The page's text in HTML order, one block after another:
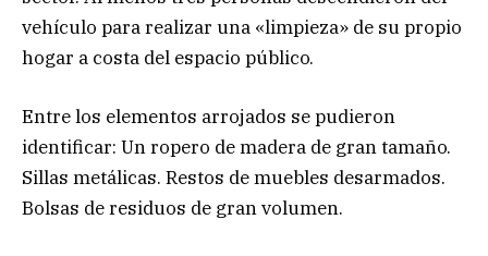
vehículo para realizar una «limpieza» de su propio
hogar a costa del espacio público.
Entre los elementos arrojados se pudieron
identificar: Un ropero de madera de gran tamaño.
Sillas metálicas. Restos de muebles desarmados.
Bolsas de residuos de gran volumen.